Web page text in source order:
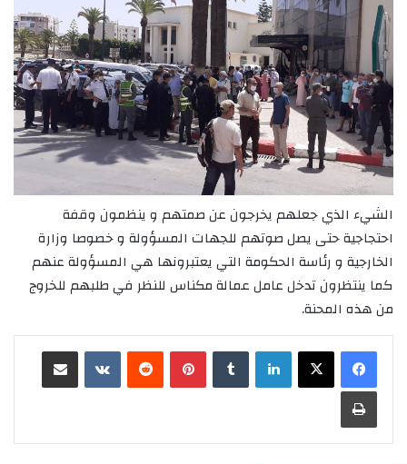
الشيء الذي جعلهم يخرجون عن صمتهم و ينظمون وقفة
احتجاجية حتى يصل صوتهم للجهات المسؤولة و خصوصا وزارة
الخارجية و رئاسة الحكومة التي يعتبرونها هي المسؤولة عنهم
كما ينتظرون تدخل عامل عمالة مكناس للنظر في طلبهم للخروج
من هذه المحنة.
لينكدإن بينتيريست
طباعة